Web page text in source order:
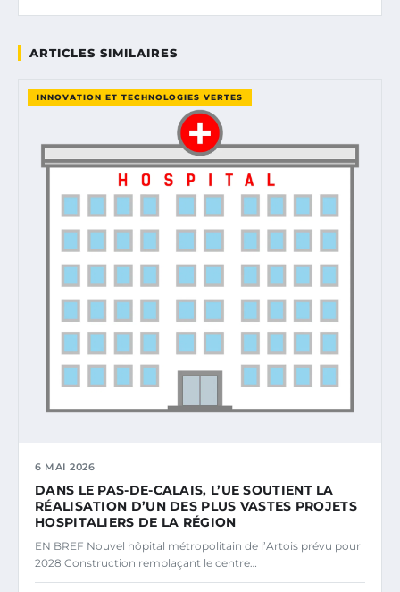
ARTICLES SIMILAIRES
INNOVATION ET TECHNOLOGIES VERTES
6 MAI 2026
DANS LE PAS-DE-CALAIS, L’UE SOUTIENT LA
RÉALISATION D’UN DES PLUS VASTES PROJETS
HOSPITALIERS DE LA RÉGION
EN BREF Nouvel hôpital métropolitain de l’Artois prévu pour
2028 Construction remplaçant le centre…